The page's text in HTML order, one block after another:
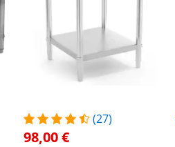
(27)
98,00 €